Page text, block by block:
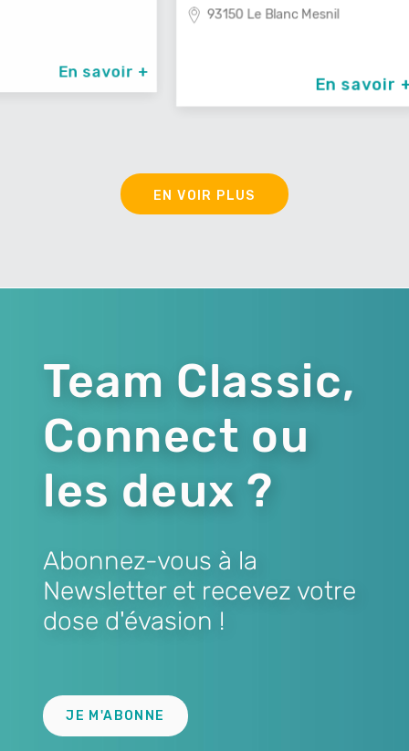
93150 Le Blanc Mesnil
En savoir +
EN VOIR PLUS
Team Classic,
Connect ou
les deux ?
Abonnez-vous à la
Newsletter et recevez votre
dose d'évasion !
JE M'ABONNE